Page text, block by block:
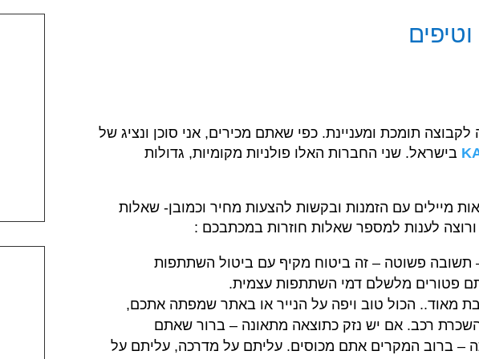
תומכת ומעניינת. כפי שאתם מכירים, אני סוכן ונציג של
בישראל. שני החברות האלו פולניות מקומיות, גדולות
מיילים עם הזמנות ובקשות להצעות מחיר וכמובן- שאלות
לענות למספר שאלות חוזרות במכתבכם :
תשובה פשוטה – זה ביטוח מקיף עם ביטול השתתפות
פטורים מלשלם דמי השתתפות עצמית.
מאוד.. הכול טוב ויפה על הנייר או באתר שמפתה אתכם,
רכב. אם יש נזק כתוצאה מתאונה – ברור שאתם
– ברוב המקרים אתם מכוסים. עליתם על מדרכה, עליתם על